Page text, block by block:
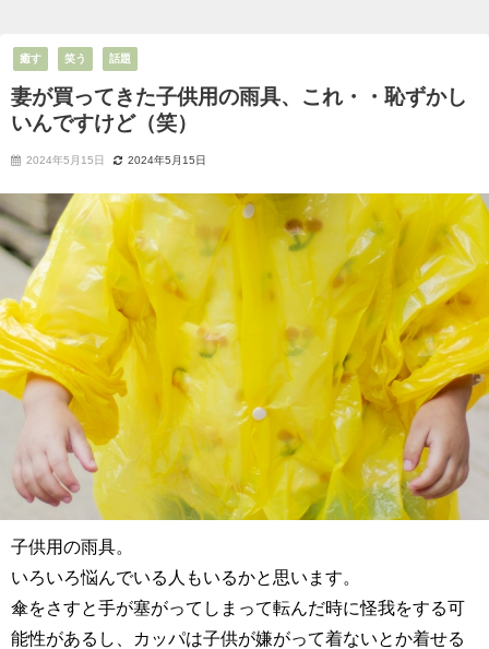
癒す 笑う 話題
妻が買ってきた子供用の雨具、これ・・恥ずかし
いんですけど（笑）
2024年5月15日 2024年5月15日
子供用の雨具。
いろいろ悩んでいる人もいるかと思います。
傘をさすと手が塞がってしまって転んだ時に怪我をする可
能性があるし、カッパは子供が嫌がって着ないとか着せる